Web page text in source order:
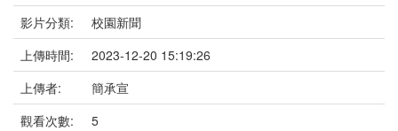
影片分類:
校園新聞
上傳時間:
2023-12-20 15:19:26
上傳者:
簡承宣
觀看次數:
5